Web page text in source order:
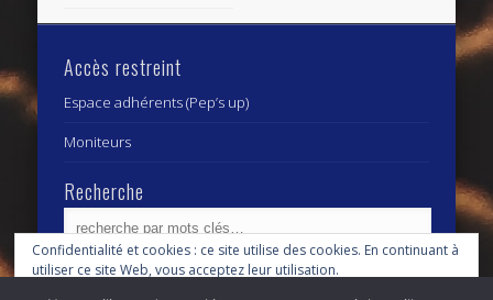
Accès restreint
Espace adhérents (Pep’s up)
Moniteurs
Recherche
Archives
Confidentialité et cookies : ce site utilise des cookies. En continuant à
utiliser ce site Web, vous acceptez leur utilisation.